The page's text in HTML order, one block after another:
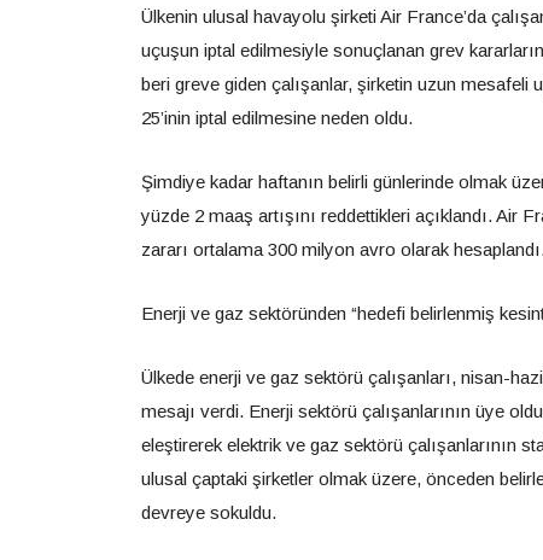
Ülkenin ulusal havayolu şirketi Air France’da
uçuşun iptal edilmesiyle sonuçlanan grev
beri greve giden çalışanlar, şirketin uzun mesafeli
25’inin iptal edilmesine neden oldu.
Şimdiye kadar haftanın belirli günlerinde olmak
yüzde 2 maaş artışını reddettikleri açıklandı. Air
zararı ortalama 300 milyon avro olarak hesaplandı.
Enerji ve gaz sektöründen “hedefi belirlenmiş
Ülkede enerji ve gaz sektörü çalışanları, nisan-
mesajı verdi. Enerji sektörü çalışanlarının üye
eleştirerek elektrik ve gaz sektörü çalışanlarının
ulusal çaptaki şirketler olmak üzere, önceden
devreye sokuldu.